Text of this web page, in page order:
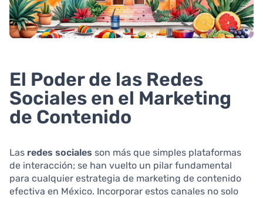
El Poder de las Redes
Sociales en el Marketing
de Contenido
Las redes sociales son más que simples plataformas
de interacción; se han vuelto un pilar fundamental
para cualquier estrategia de marketing de contenido
efectiva en México. Incorporar estos canales no solo